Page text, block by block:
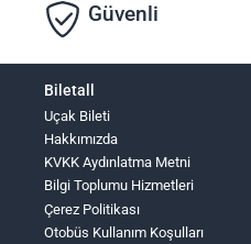
Güvenli
Biletall
Uçak Bileti
Hakkımızda
KVKK Aydınlatma Metni
Bilgi Toplumu Hizmetleri
Çerez Politikası
Otobüs Kullanım Koşulları